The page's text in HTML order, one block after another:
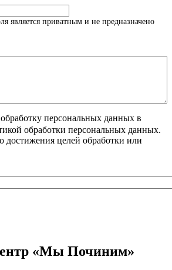
является приватным и не предназначено
информация о текстовых
персональных данных в
обработки персональных данных.
достижения целей обработки или
«Мы Починим»